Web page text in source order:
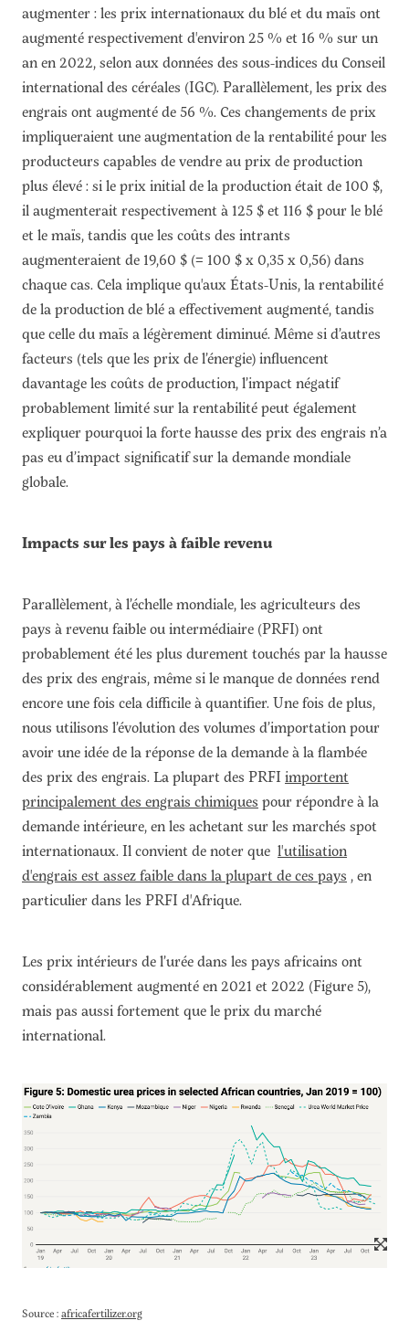
augmenter : les prix internationaux du blé et du maïs ont
augmenté respectivement d'environ 25 % et 16 % sur un
an en 2022, selon aux données des sous-indices du Conseil
international des céréales (IGC). Parallèlement, les prix des
engrais ont augmenté de 56 %. Ces changements de prix
impliqueraient une augmentation de la rentabilité pour les
producteurs capables de vendre au prix de production
plus élevé : si le prix initial de la production était de 100 $,
il augmenterait respectivement à 125 $ et 116 $ pour le blé
et le maïs, tandis que les coûts des intrants
augmenteraient de 19,60 $ (= 100 $ x 0,35 x 0,56) dans
chaque cas. Cela implique qu'aux États-Unis, la rentabilité
de la production de blé a effectivement augmenté, tandis
que celle du maïs a légèrement diminué. Même si d’autres
facteurs (tels que les prix de l’énergie) influencent
davantage les coûts de production, l’impact négatif
probablement limité sur la rentabilité peut également
expliquer pourquoi la forte hausse des prix des engrais n’a
pas eu d’impact significatif sur la demande mondiale
globale.
Impacts sur les pays à faible revenu
Parallèlement, à l’échelle mondiale, les agriculteurs des
pays à revenu faible ou intermédiaire (PRFI) ont
probablement été les plus durement touchés par la hausse
des prix des engrais, même si le manque de données rend
encore une fois cela difficile à quantifier. Une fois de plus,
nous utilisons l’évolution des volumes d’importation pour
avoir une idée de la réponse de la demande à la flambée
des prix des engrais. La plupart des PRFIimportent
principalement des engrais chimiques pour répondre à la
demande intérieure, en les achetant sur les marchés spot
internationaux. Il convient de noter que l'utilisation
d'engrais est assez faible dans la plupart de ces pays , en
particulier dans les PRFI d'Afrique.
Les prix intérieurs de l’urée dans les pays africains ont
considérablement augmenté en 2021 et 2022 (Figure 5),
mais pas aussi fortement que le prix du marché
international.
Source :africafertilizer.org